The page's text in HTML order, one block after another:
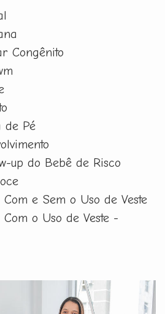
Congênito
de Pé
up do Bebê de Risco
e Sem o Uso de Veste
o Uso de Veste -